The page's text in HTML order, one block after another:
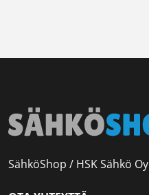
SähköShop / HSK Sähkö Oy